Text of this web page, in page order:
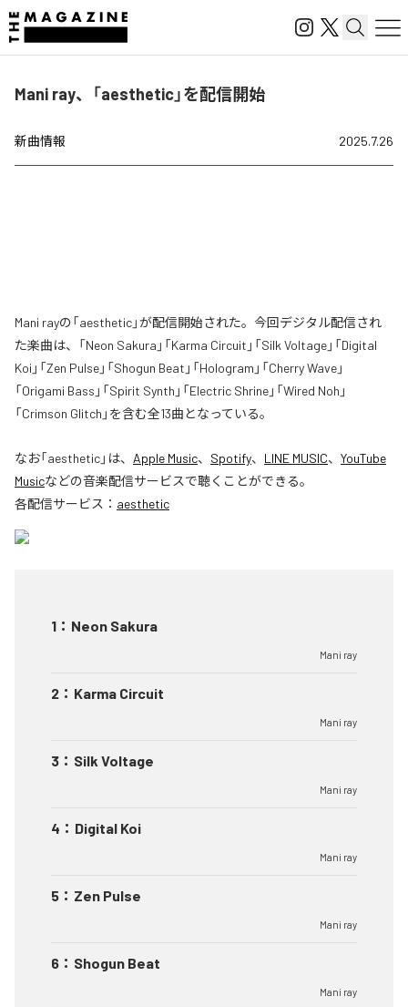
Mani ray、「aesthetic」を配信開始
新曲情報 2025.7.26
Mani rayの「aesthetic」が配信開始された。今回デジタル配信され
た楽曲は、「Neon Sakura」「Karma Circuit」「Silk Voltage」「Digital
Koi」「Zen Pulse」「Shogun Beat」「Hologram」「Cherry Wave」
「Origami Bass」「Spirit Synth」「Electric Shrine」「Wired Noh」
「Crimson Glitch」を含む全13曲となっている。
なお「aesthetic」は、 Apple Music、 Spotify、 LINE MUSIC、 YouTube
Musicなどの音楽配信サービスで聴くことができる。
各配信サービス： aesthetic
1 ： Neon Sakura
Mani ray
2 ： Karma Circuit
Mani ray
3 ： Silk Voltage
Mani ray
4 ： Digital Koi
Mani ray
5 ： Zen Pulse
Mani ray
6 ： Shogun Beat
Mani ray